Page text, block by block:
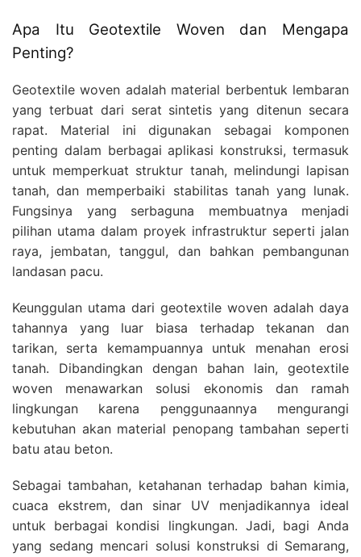
Apa Itu Geotextile Woven dan Mengapa
Penting?
Geotextile woven adalah material berbentuk lembaran
yang terbuat dari serat sintetis yang ditenun secara
rapat. Material ini digunakan sebagai komponen
penting dalam berbagai aplikasi konstruksi, termasuk
untuk memperkuat struktur tanah, melindungi lapisan
tanah, dan memperbaiki stabilitas tanah yang lunak.
Fungsinya yang serbaguna membuatnya menjadi
pilihan utama dalam proyek infrastruktur seperti jalan
raya, jembatan, tanggul, dan bahkan pembangunan
landasan pacu.
Keunggulan utama dari geotextile woven adalah daya
tahannya yang luar biasa terhadap tekanan dan
tarikan, serta kemampuannya untuk menahan erosi
tanah. Dibandingkan dengan bahan lain, geotextile
woven menawarkan solusi ekonomis dan ramah
lingkungan karena penggunaannya mengurangi
kebutuhan akan material penopang tambahan seperti
batu atau beton.
Sebagai tambahan, ketahanan terhadap bahan kimia,
cuaca ekstrem, dan sinar UV menjadikannya ideal
untuk berbagai kondisi lingkungan. Jadi, bagi Anda
yang sedang mencari solusi konstruksi di Semarang,